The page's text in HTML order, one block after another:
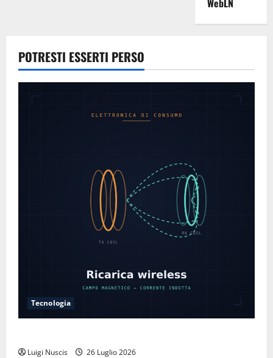
WebLN
POTRESTI ESSERTI PERSO
Tecnologia
Luigi Nuscis 26 Luglio 2026